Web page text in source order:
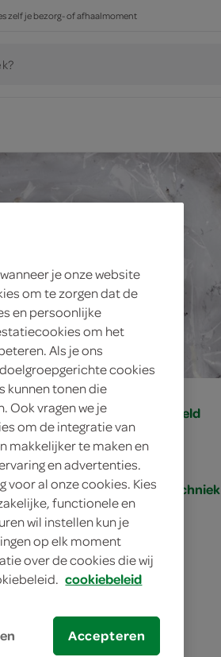
zelf je bezorg- of afhaalmoment
gemiddeld
30 min.
kooktechniek
je onze website
om te zorgen dat de
en persoonlijke
om het
Als je ons
cookies
kunnen tonen die
Ook vragen we je
om de integratie van
makkelijker te maken en
en advertenties.
voor al onze cookies. Kies
functionele en
wil instellen kun je
op elk moment
over de cookies die wij
cookiebeleid
Accepteren